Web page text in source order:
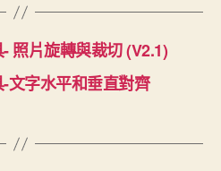
照片旋轉與裁切 (V2.1)
文字水平和垂直對齊